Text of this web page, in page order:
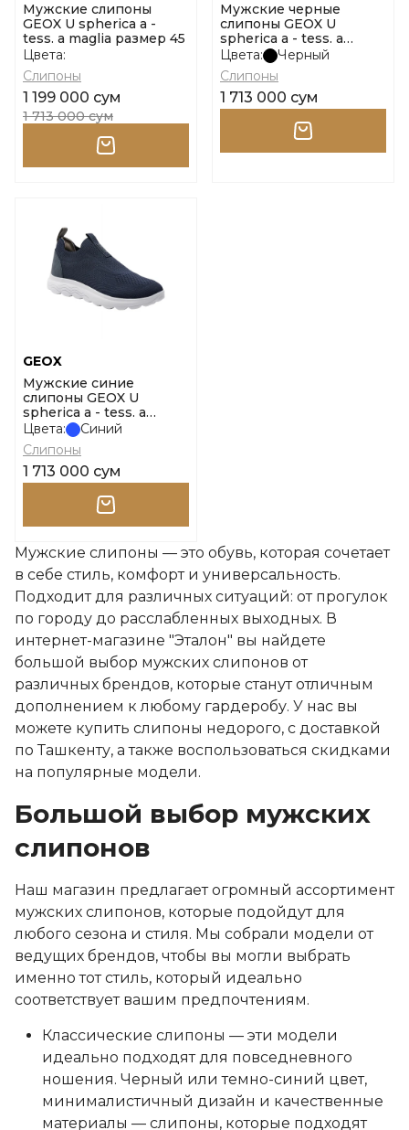
Мужские слипоны
GEOX U spherica a -
tess. a maglia размер 45
Цвета:
Слипоны
1 199 000 сум
1 713 000 сум
Мужские черные
слипоны GEOX U
spherica a - tess. a
maglia размер 46
Цвета:
Черный
Слипоны
1 713 000 сум
GEOX
Мужские синие
слипоны GEOX U
spherica a - tess. a
maglia размер 41
Цвета:
Синий
Слипоны
1 713 000 сум
Мужские слипоны — это обувь, которая сочетает
в себе стиль, комфорт и универсальность.
Подходит для различных ситуаций: от прогулок
по городу до расслабленных выходных. В
интернет-магазине "Эталон" вы найдете
большой выбор мужских слипонов от
различных брендов, которые станут отличным
дополнением к любому гардеробу. У нас вы
можете купить слипоны недорого, с доставкой
по Ташкенту, а также воспользоваться скидками
на популярные модели.
Большой выбор мужских
слипонов
Наш магазин предлагает огромный ассортимент
мужских слипонов, которые подойдут для
любого сезона и стиля. Мы собрали модели от
ведущих брендов, чтобы вы могли выбрать
именно тот стиль, который идеально
соответствует вашим предпочтениям.
Классические слипоны — эти модели
идеально подходят для повседневного
ношения. Черный или темно-синий цвет,
минималистичный дизайн и качественные
материалы — слипоны, которые подходят